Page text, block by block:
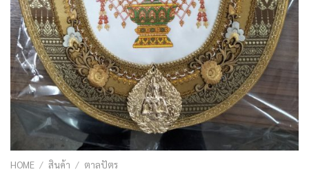
HOME / สินค้า / ตาลปัตร